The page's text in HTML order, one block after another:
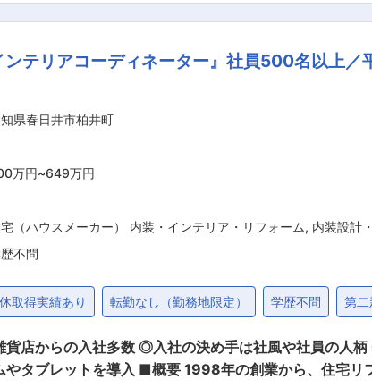
準じる）で年間休日は120日。有給休暇は初年度から
歓迎です！ ■名古屋工場に関して：工場全体で約70名ほどが在籍しています。 【名
ンテリアコーディネーター』社員500名以上
県春日井市柏井町
万円~649万円
（ハウスメーカー） 内装・インテリア・リフォーム, 内装設計
不問
取得実績あり 転勤なし（勤務地限定） 学歴不問 第
店からの入社多数 ◎入社の決め手は社風や社員の人
フォームやリノベーション事業、新築事業、不動産関連事